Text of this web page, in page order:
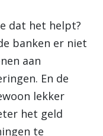
dat het helpt?
banken er niet
aan
En de
lekker
het geld
te